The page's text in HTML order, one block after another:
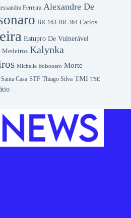
Ferreira Alexandre De
BR-163 BR-364 Carlos
Estupro De Vulnerável
Medeiros Kalynka
Michelle Bolsonaro Morte
Santa Casa STF Thiago Silva TMI TSE